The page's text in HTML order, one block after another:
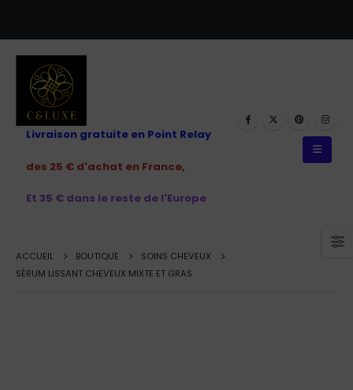
Livraison gratuite en Point Relay
des 25 € d'achat en France,
Et 35 € dans le reste de l'Europe
ACCUEIL BOUTIQUE
SOINS CHEVEUX
SÉRUM LISSANT CHEVEUX MIXTE ET GRAS